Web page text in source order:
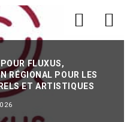
FLUXUS,
RÉGIONAL POUR LES
ET ARTISTIQUES